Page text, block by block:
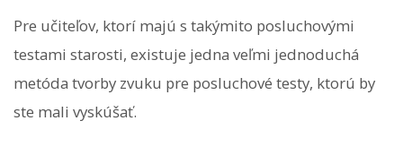
Pre učiteľov, ktorí majú s takýmito posluchovými
testami starosti, existuje jedna veľmi jednoduchá
metóda tvorby zvuku pre posluchové testy, ktorú by
ste mali vyskúšať.